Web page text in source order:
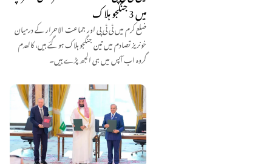
میں 3 جنگجو ہلاک
ضلع کرم میں ٹی ٹی پی اور جماعت الاحرار کے درمیان
خونریز تصادم میں تین جنگجو ہلاک ہو گئے ہیں، کالعدم
گروہ اب آپس میں ہی الجھ پڑے ہیں۔